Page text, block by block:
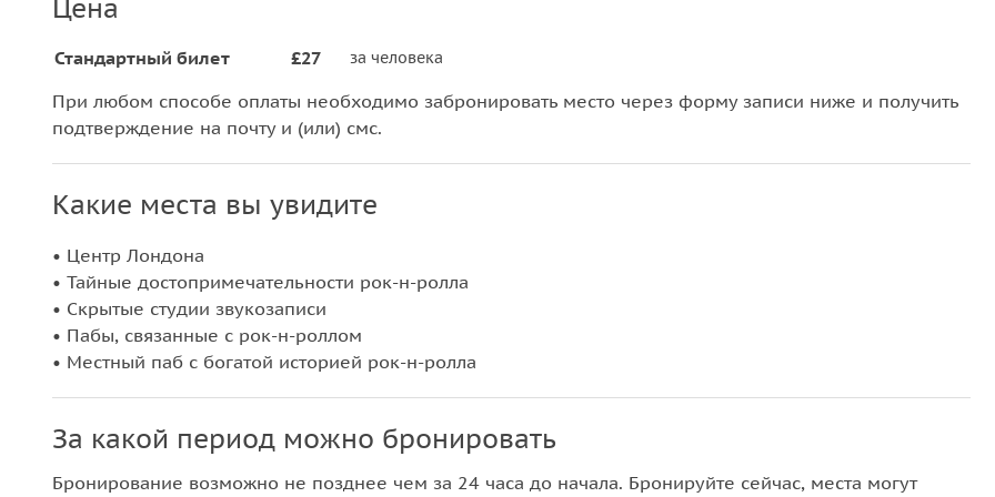
Цена
Стандартный билет £27 за человека
При любом способе оплаты необходимо забронировать место через форму записи ниже и получить
подтверждение на почту и (или) смс.
Какие места вы увидите
• Центр Лондона
• Тайные достопримечательности рок-н-ролла
• Скрытые студии звукозаписи
• Пабы, связанные с рок-н-роллом
• Местный паб с богатой историей рок-н-ролла
За какой период можно бронировать
Бронирование возможно не позднее чем за 24 часа до начала. Бронируйте сейчас, места могут